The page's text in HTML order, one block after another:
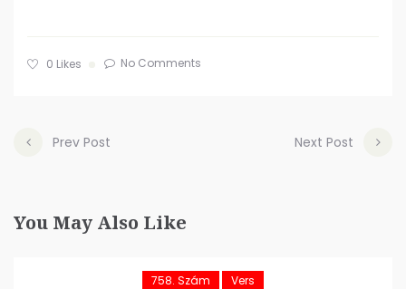
0 Likes No Comments
Prev Post Next Post
You May Also Like
758. Szám Vers